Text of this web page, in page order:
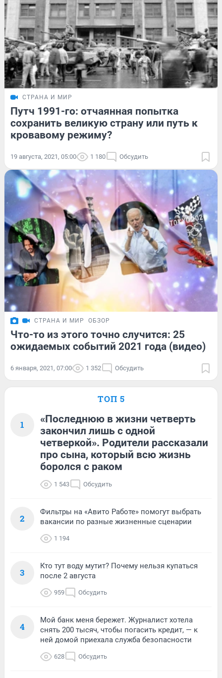
СТРАНА И МИР
Путч 1991-го: отчаянная попытка
сохранить великую страну или путь к
кровавому режиму?
19 августа, 2021, 05:00 1 180 Обсудить
СТРАНА И МИР ОБЗОР
Что-то из этого точно случится: 25
ожидаемых событий 2021 года (видео)
6 января, 2021, 07:00 1 352 Обсудить
ТОП 5
1
«Последнюю в жизни четверть
закончил лишь с одной
четверкой». Родители рассказали
про сына, который всю жизнь
боролся с раком
1 543 Обсудить
2
Фильтры на «Авито Работе» помогут выбрать
вакансии по разные жизненные сценарии
1 194
3
Кто тут воду мутит? Почему нельзя купаться
после 2 августа
959 Обсудить
4
Мой банк меня бережет. Журналист хотела
снять 200 тысяч, чтобы погасить кредит, — к
ней домой приехала служба безопасности
628 Обсудить